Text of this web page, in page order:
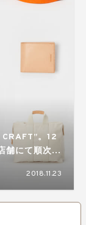
。12
舗にて順次発
2018.11.23